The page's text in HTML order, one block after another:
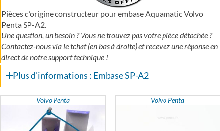
Pièces d’origine constructeur pour embase Aquamatic Volvo
Penta SP-A2.
Une question, un besoin ? Vous ne trouvez pas votre pièce détachée ?
Contactez-nous via le tchat (en bas à droite) et recevez une réponse en
direct de notre support technique !
Plus d'informations : Embase SP-A2
Volvo Penta Volvo Penta